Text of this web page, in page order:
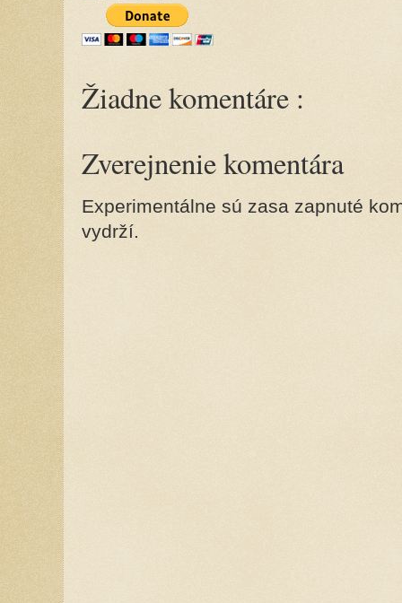
Žiadne komentáre :
Zverejnenie komentára
Experimentálne sú zasa zapnuté
vydrží.